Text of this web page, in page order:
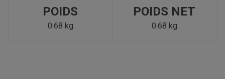
Veuillez mettre à jour le code postal 'Livrer à' dans le volet de
POIDS
0.68 kg
POIDS NET
0.68 kg